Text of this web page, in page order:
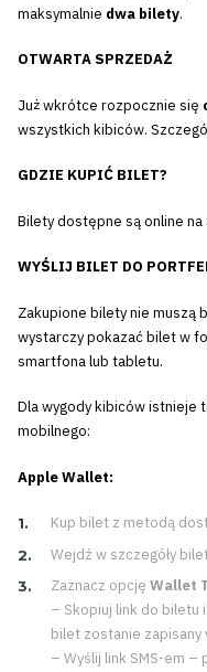
maksymalnie dwa bilety.
OTWARTA SPRZEDAŻ
Już wkrótce rozpocznie się
wszystkich kibiców.
GDZIE KUPIĆ BILET?
Bilety dostępne są online na
WYŚLIJ BILET DO
Zakupione bilety nie muszą
wystarczy pokazać bilet w
smartfona lub tabletu.
Dla wygody kibiców istnieje
mobilnego:
Apple Wallet:
Kup bilet z metodą
Wejdź w szczegóły
Zaznacz opcję Wallet
– Skopiuj link do biletu
bilet zostanie zapisany
– Wyślij link SMS-em